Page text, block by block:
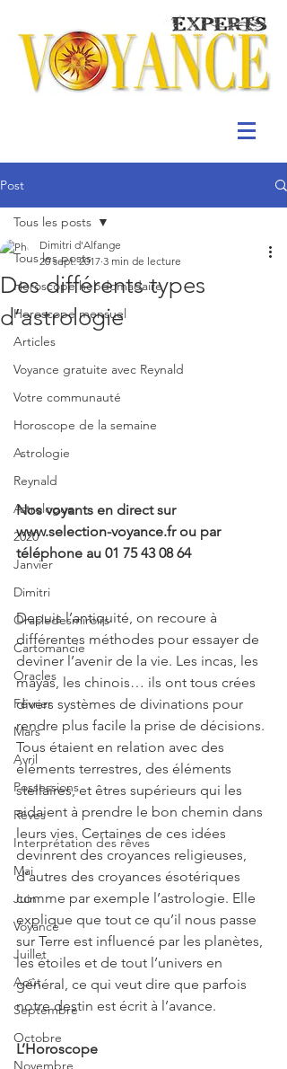
Post
Tous les posts
Horoscope hebdomadaire
Horoscope mensuel
Articles
Voyance gratuite avec Reynald
Votre communauté
Horoscope de la semaine
Astrologie
Reynald
Astrologue
2020
Janvier
Dimitri
Oracledesmiroirs
Cartomancie
Oracles
Février
Mars
Avril
Possessions
Rêves
Interprétation des rêves
Mai
Juin
Voyance
Juillet
Août
Septembre
Octobre
Novembre
Tous les posts
Des différents types
d’astrologie
Dimitri d'Alfange
20 sept. 2017 3 min de lecture
Nos voyants en direct sur
www.selection-voyance.fr ou par
téléphone au 01 75 43 08 64
Depuis l’antiquité, on recoure à
différentes méthodes pour essayer de
deviner l’avenir de la vie. Les incas, les
mayas, les chinois… ils ont tous crées
divers systèmes de divinations pour
rendre plus facile la prise de décisions.
Tous étaient en relation avec des
éléments terrestres, des éléments
stellaires, et êtres supérieurs qui les
aidaient à prendre le bon chemin dans
leurs vies. Certaines de ces idées
devinrent des croyances religieuses,
d’autres des croyances ésotériques
comme par exemple l’astrologie. Elle
explique que tout ce qu’il nous passe
sur Terre est influencé par les planètes,
les étoiles et de tout l’univers en
général, ce qui veut dire que parfois
notre destin est écrit à l’avance.
L’Horoscope